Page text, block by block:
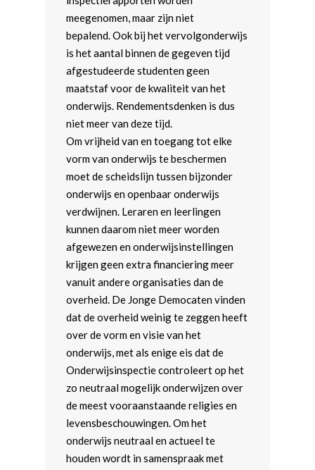
meegenomen, maar zijn niet
bepalend. Ook bij het vervolgonderwijs
is het aantal binnen de gegeven tijd
afgestudeerde studenten geen
maatstaf voor de kwaliteit van het
onderwijs. Rendementsdenken is dus
niet meer van deze tijd.
Om vrijheid van en toegang tot elke
vorm van onderwijs te beschermen
moet de scheidslijn tussen bijzonder
onderwijs en openbaar onderwijs
verdwijnen. Leraren en leerlingen
kunnen daarom niet meer worden
afgewezen en onderwijsinstellingen
krijgen geen extra financiering meer
vanuit andere organisaties dan de
overheid. De Jonge Democaten vinden
dat de overheid weinig te zeggen heeft
over de vorm en visie van het
onderwijs, met als enige eis dat de
Onderwijsinspectie controleert op het
zo neutraal mogelijk onderwijzen over
de meest vooraanstaande religies en
levensbeschouwingen. Om het
onderwijs neutraal en actueel te
houden wordt in samenspraak met
Home
Word actief
Kennismaken met de JD
Agenda
Standpunten
Beginselenprogramma
Vereniging